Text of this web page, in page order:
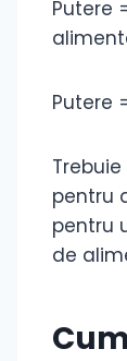
Putere
Putere
pentru
pentru
de